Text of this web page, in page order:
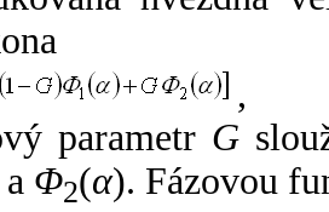
,
parametr G
Φ2(α). Fázovou